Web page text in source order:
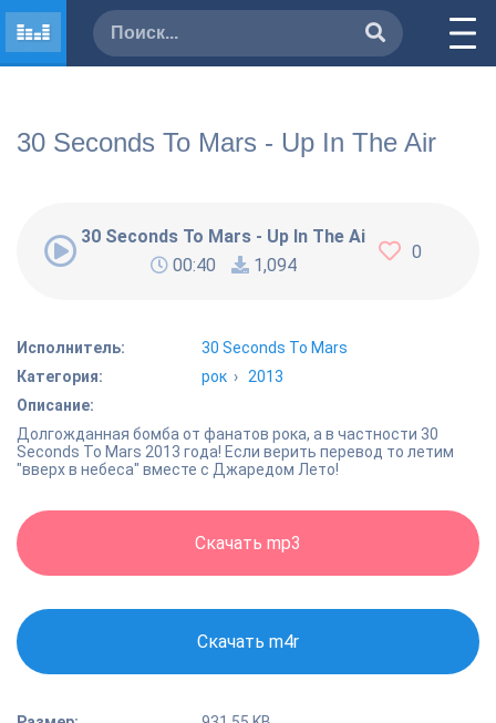
30 Seconds To Mars - Up In The Air
30 Seconds To Mars - Up In The Air
00:40
1,094
0
Исполнитель:
30 Seconds To Mars
Категория:
рок › 2013
Описание:
Долгожданная бомба от фанатов рока, а в частности 30
Seconds To Mars 2013 года! Если верить перевод то летим
"вверх в небеса" вместе с Джаредом Лето!
Скачать mp3
Скачать m4r